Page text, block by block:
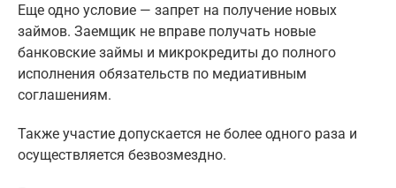
Еще одно условие — запрет на получение новых
займов. Заемщик не вправе получать новые
банковские займы и микрокредиты до полного
исполнения обязательств по медиативным
соглашениям.
Также участие допускается не более одного раза и
осуществляется безвозмездно.